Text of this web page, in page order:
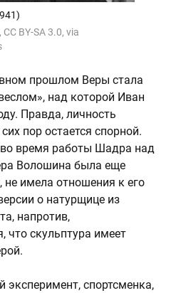
BY-SA 3.0, via
прошлом Веры стала
над которой Иван
Правда, личность
пор остается спорной.
время работы Шадра над
Волошина была еще
имела отношения к его
о натурщице из
напротив,
что скульптура имеет
спортсменка,